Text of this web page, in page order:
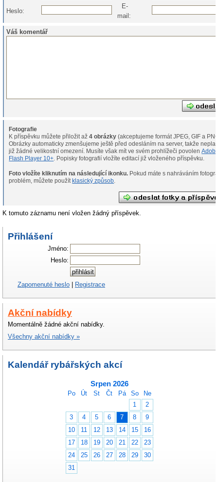
Heslo:
E-
mail:
Váš komentář
Fotografie
K příspěvku můžete přiložit až4 obrázky (akceptujeme formát JPEG, GIF a
Obrázky automaticky zmenšujeme ještě před odesláním na server, takže
již žádné velikostní omezení. Musíte však mít ve svém prohlížeči povolen
Flash Player 10+ . Popisky fotografií vložíte editací již vloženého příspěvku.
Foto vložíte kliknutím na následující ikonku.
problém, můžete použít klasický způsob.
K tomuto záznamu není vložen žádný příspěvek.
Přihlášení
Jméno:
Heslo:
Zapomenuté heslo Registrace
Akční nabídky
Momentálně žádné akční nabídky.
Všechny akční nabídky »
Kalendář rybářských akcí
Srpen 2026
Po Út St Čt Pá So
Ne
1
2
3
4 5 6 7 8
9
10
11 12 13 14 15
16
17
18 19 20 21 22
23
24
25 26 27 28 29
30
31